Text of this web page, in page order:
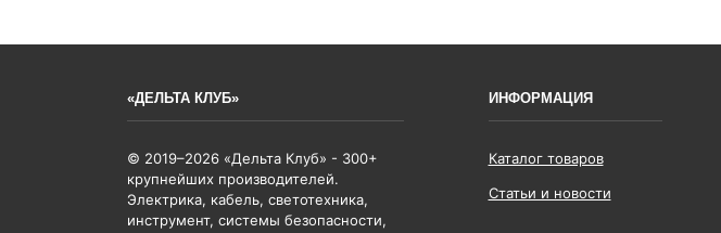
«ДЕЛЬТА КЛУБ»
© 2019–2026 «Дельта Клуб» - 300+
крупнейших производителей.
Электрика, кабель, светотехника,
инструмент, системы безопасности,
ИНФОРМАЦИЯ
Каталог товаров
Статьи и новости